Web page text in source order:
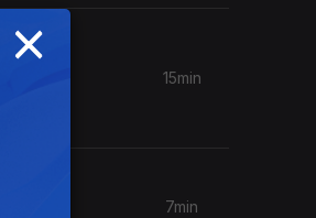
15min
7min
×